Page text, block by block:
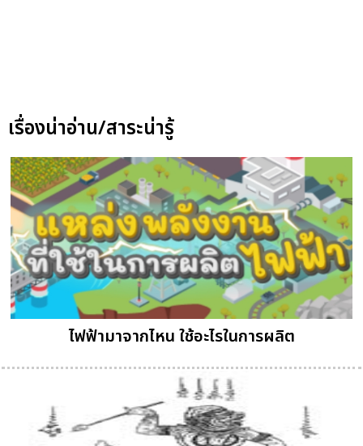
เรื่องน่าอ่าน/สาระน่ารู้
ไฟฟ้ามาจากไหน ใช้อะไรในการผลิต